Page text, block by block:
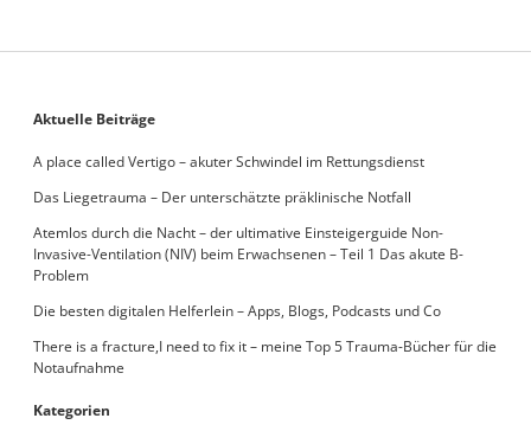
Non-
(NIV)
Erwachsenen
Teil
1
Das
Problem
Sidebar
Aktuelle Beiträge
A place called Vertigo – akuter Schwindel im Rettungsdienst
Das Liegetrauma – Der unterschätzte präklinische Notfall
Atemlos durch die Nacht – der ultimative Einsteigerguide Non-
Invasive-Ventilation (NIV) beim Erwachsenen – Teil 1 Das akute B-
Problem
Die besten digitalen Helferlein – Apps, Blogs, Podcasts und Co
There is a fracture,I need to fix it – meine Top 5 Trauma-Bücher für die
Notaufnahme
Kategorien